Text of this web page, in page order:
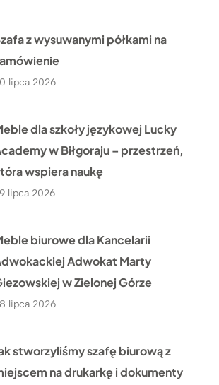
z wysuwanymi półkami na
lipca 2026
dla szkoły językowej Lucky
w Biłgoraju – przestrzeń,
wspiera naukę
lipca 2026
biurowe dla Kancelarii
Adwokat Marty
w Zielonej Górze
lipca 2026
stworzyliśmy szafę biurową z
na drukarkę i dokumenty